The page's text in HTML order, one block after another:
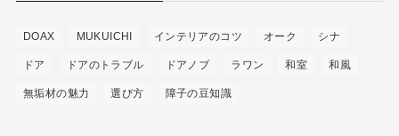
DOAX MUKUICHI インテリアのコツ オーク シナ
ドア ドアのトラブル ドアノブ ラワン 和室 和風
無垢材の魅力 選び方 障子の豆知識